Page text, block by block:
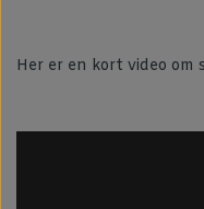
Her er en kort video om